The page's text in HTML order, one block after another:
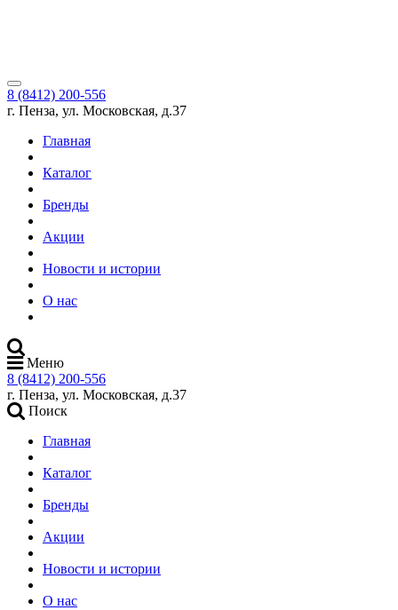
8 (8412) 200-556
г. Пенза, ул. Московская, д.37
Главная
Каталог
Бренды
Акции
Новости и истории
О нас
Меню
8 (8412) 200-556
г. Пенза, ул. Московская, д.37
Поиск
Главная
Каталог
Бренды
Акции
Новости и истории
О нас